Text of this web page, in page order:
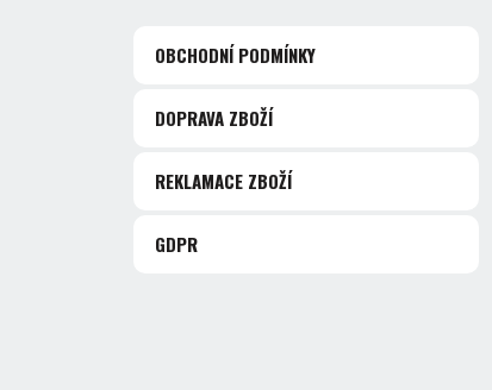
OBCHODNÍ PODMÍNKY
DOPRAVA ZBOŽÍ
REKLAMACE ZBOŽÍ
GDPR